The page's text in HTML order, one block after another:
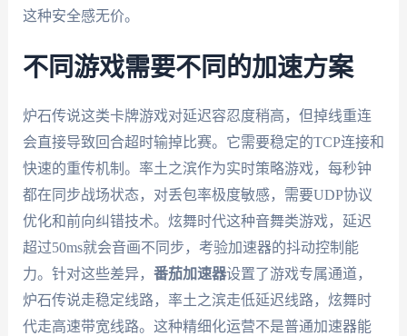
这种安全感无价。
不同游戏需要不同的加速方案
炉石传说这类卡牌游戏对延迟容忍度稍高，但掉线重连
会直接导致回合超时输掉比赛。它需要稳定的TCP连接和
快速的重传机制。率土之滨作为实时策略游戏，每秒钟
都在同步战场状态，对丢包率极度敏感，需要UDP协议
优化和前向纠错技术。炫舞时代这种音舞类游戏，延迟
超过50ms就会音画不同步，考验加速器的抖动控制能
力。针对这些差异， 番茄加速器设置了游戏专属通道，
炉石传说走稳定线路，率土之滨走低延迟线路，炫舞时
代走高速带宽线路。这种精细化运营不是普通加速器能